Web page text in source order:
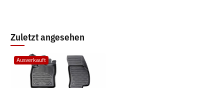
Zuletzt angesehen
Ausverkauft